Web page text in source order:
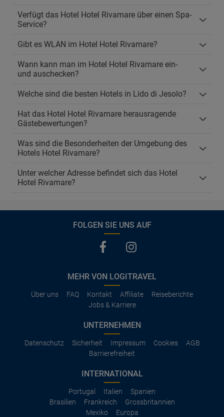
Verfügt das Hotel Hotel Rivamare über einen Spa-
Service?
Gibt es WLAN im Hotel Hotel Rivamare?
Wann kann man im Hotel Hotel Rivamare ein-
und auschecken?
Welche sind die besten Hotels in Lido di Jesolo?
Hat das Hotel Hotel Rivamare herausragende
Gästebewertungen?
Was sind die Besonderheiten der Umgebung des
Hotels Hotel Rivamare?
Unter welcher Adresse befindet sich das Hotel
Hotel Rivamare?
FOLGEN SIE UNS AUF
MEHR VON LOGITRAVEL
Über uns FAQ Kontakt Affiliate
Reiseberichte
Jobs & Karriere
UNTERNEHMEN
Datenschutz Sicherheit Impressum Cookies
AGB
Barrierefreiheit
INTERNATIONAL
Portugal Italien
Spanien
Brasilien
Frankreich
Grossbritannien
Mexiko
Europa